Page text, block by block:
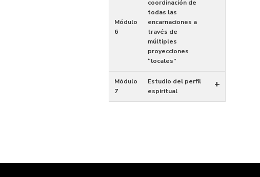
Módulo
6
coordinación de
todas las
encarnaciones a
través de
múltiples
proyecciones
“locales”
Módulo
7
Estudio del perfil
espiritual
+